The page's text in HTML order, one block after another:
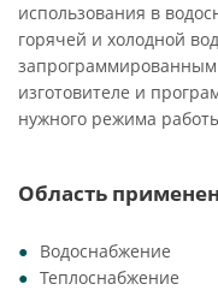
использования в
горячей и холодной
изготовителе и
нужного режима
Область
Водоснабжение
Теплоснабжение